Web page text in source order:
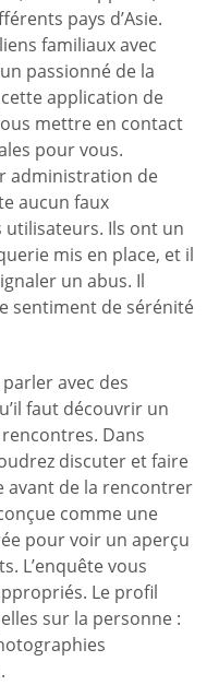
pays d’Asie.
familiaux avec
passionné de la
application de
mettre en contact
pour vous.
administration de
aucun faux
Ils ont un
mis en place, et il
un abus. Il
sentiment de sérénité
avec des
faut découvrir un
Dans
discuter et faire
avant de la rencontrer
comme une
pour voir un aperçu
L’enquête vous
Le profil
sur la personne :